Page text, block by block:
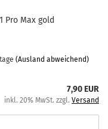
Pro Max gold
(Ausland abweichend)
7,90 EUR
inkl. 20% MwSt. zzgl. Versand